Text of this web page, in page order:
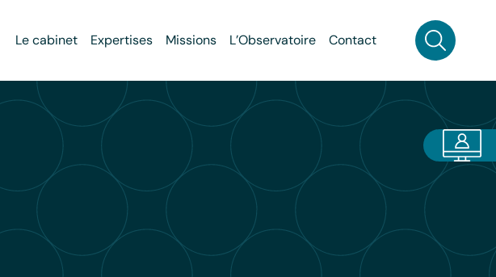
Le cabinet Expertises Missions L’Observatoire Contact